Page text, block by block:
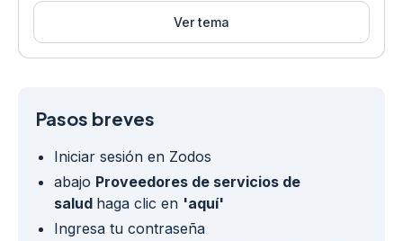
Ver tema
Pasos breves
Iniciar sesión en Zodos
abajo Proveedores de servicios de
salud haga clic en 'aquí'
Ingresa tu contraseña